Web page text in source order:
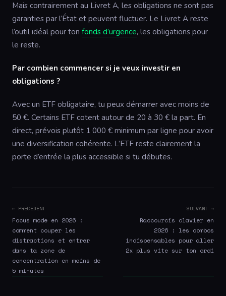
Mais contrairement au Livret A, les obligations ne sont pas
garanties par l’État et peuvent fluctuer. Le Livret A reste
l’outil idéal pour ton fonds d’urgence, les obligations pour
le reste.
Par combien commencer si je veux investir en
obligations ?
Avec un ETF obligataire, tu peux démarrer avec moins de
50 €. Certains ETF cotent autour de 20 à 30 € la part. En
direct, prévois plutôt 1 000 € minimum par ligne pour avoir
une diversification cohérente. L’ETF reste clairement la
porte d’entrée la plus accessible si tu débutes.
← PRÉCÉDENT
Focus mode en 2026 :
comment couper les
distractions et entrer
dans ta zone de
concentration en moins de
5 minutes
SUIVANT →
Raccourcis clavier en
2026 : les combos
indispensables pour aller
2x plus vite sur ton ordi